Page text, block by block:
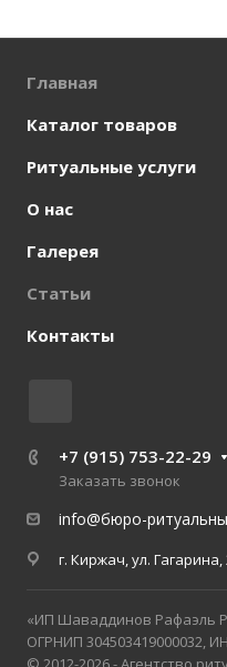
Главная
Каталог товаров
Ритуальные услуги
О нас
Галерея
Статьи
Контакты
+7 (915) 753-22-29
Заказать звонок
info@бюро-
г. Киржач, ул. Гагарина,
«ИП Шаваддинов Рафаэль
ОГРНИП 304503419000032,